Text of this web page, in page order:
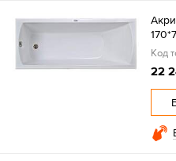
Код
22